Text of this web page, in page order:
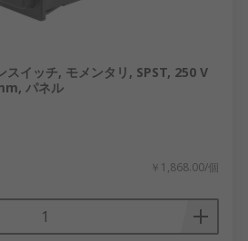
イッチ, モメンタリ, SPST, 250 V
パネル
￥1,868.00/個